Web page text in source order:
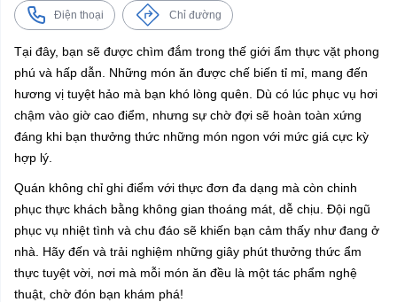
Điện thoại Chỉ đường
Tại đây, bạn sẽ được chìm đắm trong thế giới ẩm thực vặt phong
phú và hấp dẫn. Những món ăn được chế biến tỉ mỉ, mang đến
hương vị tuyệt hảo mà bạn khó lòng quên. Dù có lúc phục vụ hơi
chậm vào giờ cao điểm, nhưng sự chờ đợi sẽ hoàn toàn xứng
đáng khi bạn thưởng thức những món ngon với mức giá cực kỳ
hợp lý.
Quán không chỉ ghi điểm với thực đơn đa dạng mà còn chinh
phục thực khách bằng không gian thoáng mát, dễ chịu. Đội ngũ
phục vụ nhiệt tình và chu đáo sẽ khiến bạn cảm thấy như đang ở
nhà. Hãy đến và trải nghiệm những giây phút thưởng thức ẩm
thực tuyệt vời, nơi mà mỗi món ăn đều là một tác phẩm nghệ
thuật, chờ đón bạn khám phá!